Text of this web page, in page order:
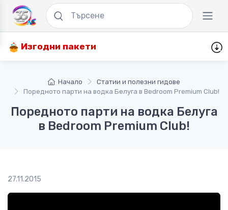
Изгодни пакети
Начало
Статии и полезни гидове
Поредното парти на водка Белуга в Bedroom Premium Club!
Поредното парти на водка Белуга
в Bedroom Premium Club!
27.11.2015